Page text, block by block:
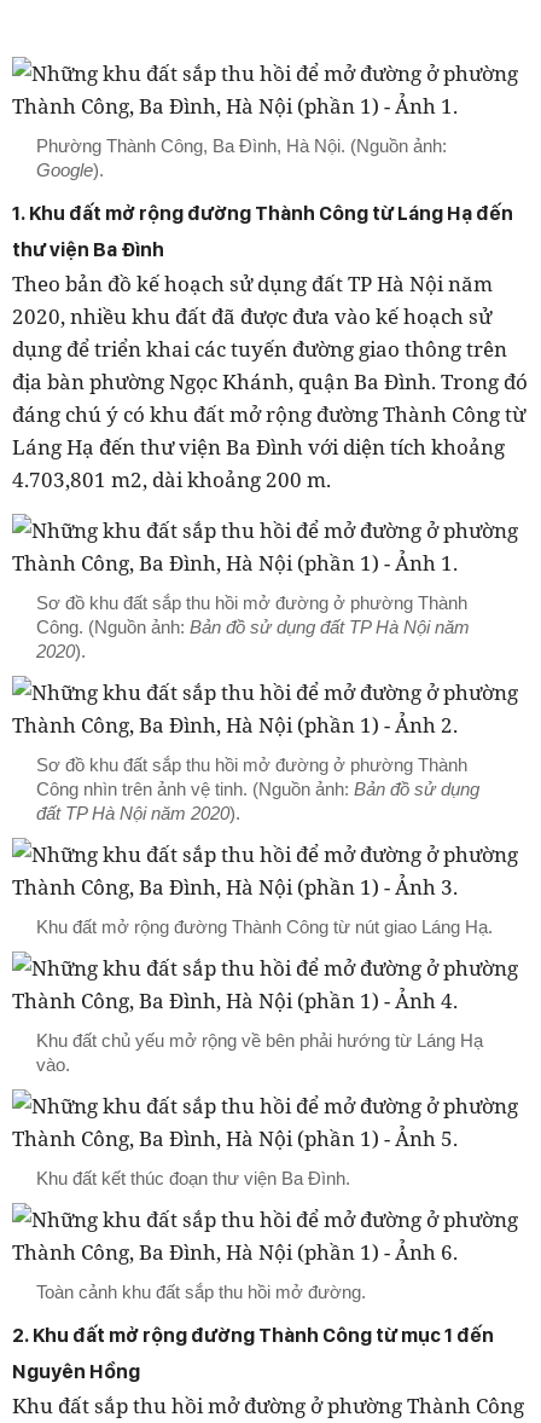
Phường Thành Công, Ba Đình, Hà Nội. (Nguồn ảnh:
Google).
1. Khu đất mở rộng đường Thành Công từ Láng Hạ đến
thư viện Ba Đình
Theo bản đồ kế hoạch sử dụng đất TP Hà Nội năm
2020, nhiều khu đất đã được đưa vào kế hoạch sử
dụng để triển khai các tuyến đường giao thông trên
địa bàn phường Ngọc Khánh, quận Ba Đình. Trong đó
đáng chú ý có khu đất mở rộng đường Thành Công từ
Láng Hạ đến thư viện Ba Đình với diện tích khoảng
4.703,801 m2, dài khoảng 200 m.
Sơ đồ khu đất sắp thu hồi mở đường ở phường Thành
Công. (Nguồn ảnh: Bản đồ sử dụng đất TP Hà Nội năm
2020).
Sơ đồ khu đất sắp thu hồi mở đường ở phường Thành
Công nhìn trên ảnh vệ tinh. (Nguồn ảnh: Bản đồ sử dụng
đất TP Hà Nội năm 2020).
Khu đất mở rộng đường Thành Công từ nút giao Láng Hạ.
Khu đất chủ yếu mở rộng về bên phải hướng từ Láng Hạ
vào.
Khu đất kết thúc đoạn thư viện Ba Đình.
Toàn cảnh khu đất sắp thu hồi mở đường.
2. Khu đất mở rộng đường Thành Công từ mục 1 đến
Nguyên Hồng
Khu đất sắp thu hồi mở đường ở phường Thành Công